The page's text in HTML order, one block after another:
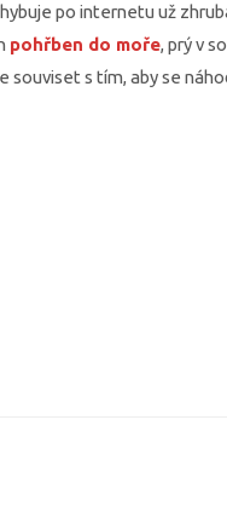
po internetu už
pohřben do moře, prý v
souviset s tím, aby se